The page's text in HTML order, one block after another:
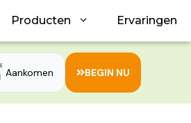
Producten Ervaringen
Aankomen BEGIN NU